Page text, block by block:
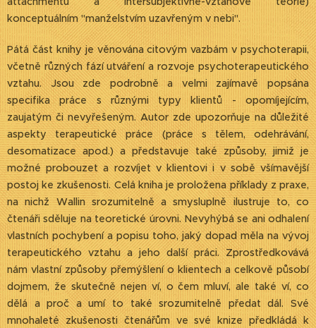
konceptuálním "manželstvím uzavřeným v nebi".
Pátá část knihy je věnována citovým vazbám v psychoterapii,
včetně různých fází utváření a rozvoje psychoterapeutického
vztahu. Jsou zde podrobně a velmi zajímavě popsána
specifika práce s různými typy klientů - opomíjejícím,
zaujatým či nevyřešeným. Autor zde upozorňuje na důležité
aspekty terapeutické práce (práce s tělem, odehrávání,
desomatizace apod.) a představuje také způsoby, jimiž je
možné probouzet a rozvíjet v klientovi i v sobě všímavější
postoj ke zkušenosti. Celá kniha je proložena příklady z praxe,
na nichž Wallin srozumitelně a smysluplně ilustruje to, co
čtenáři sděluje na teoretické úrovni. Nevyhýbá se ani odhalení
vlastních pochybení a popisu toho, jaký dopad měla na vývoj
terapeutického vztahu a jeho další práci. Zprostředkovává
nám vlastní způsoby přemýšlení o klientech a celkově působí
dojmem, že skutečně nejen ví, o čem mluví, ale také ví, co
dělá a proč a umí to také srozumitelně předat dál. Své
mnohaleté zkušenosti čtenářům ve své knize předkládá k